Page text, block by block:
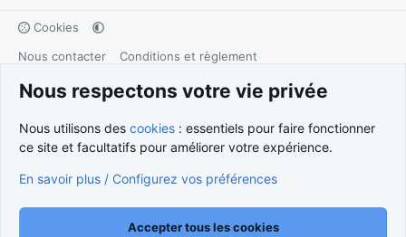
Cookies
Nous contacter
Conditions et règlement
S
S
Traduction française parXenForo FR|Media embeds via s9e/MediaSites
Nous respectons votre vie privée
Nous utilisons des cookies : essentiels pour faire fonctionner
ce site et facultatifs pour améliorer votre expérience.
En savoir plus / Configurez vos préférences
Accepter tous les cookies